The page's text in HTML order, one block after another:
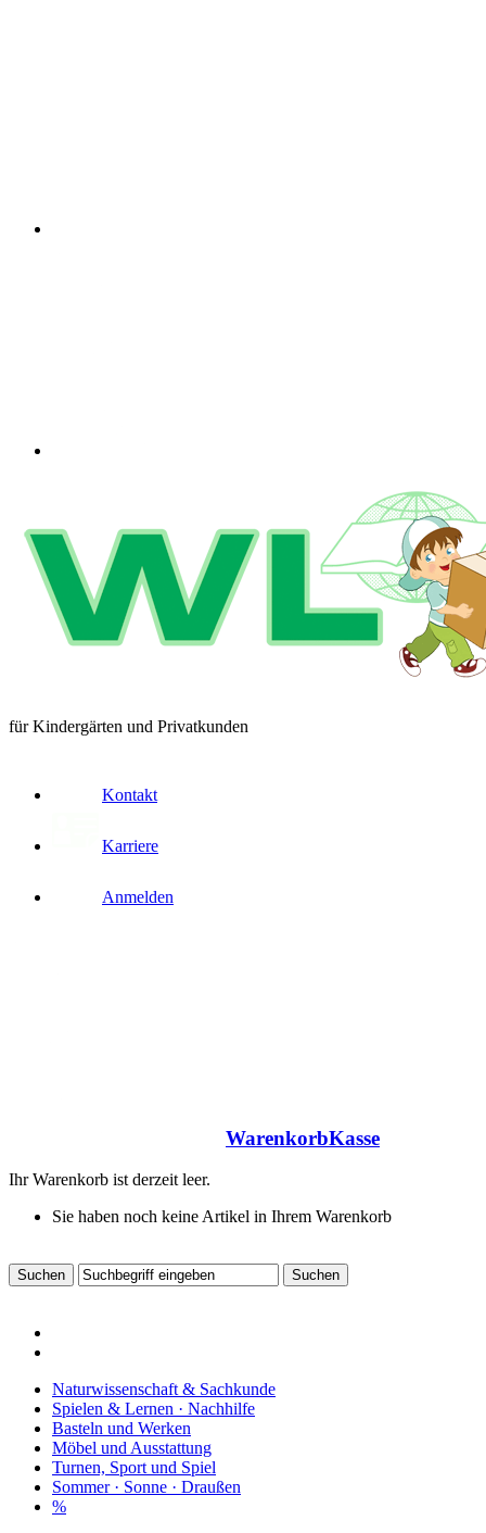
für Kindergärten und Privatkunden
Kontakt
Karriere
Anmelden
WarenkorbKasse
Ihr Warenkorb ist derzeit leer.
Sie haben noch keine Artikel in Ihrem Warenkorb
Naturwissenschaft & Sachkunde
Spielen & Lernen · Nachhilfe
Basteln und Werken
Möbel und Ausstattung
Turnen, Sport und Spiel
Sommer · Sonne · Draußen
%